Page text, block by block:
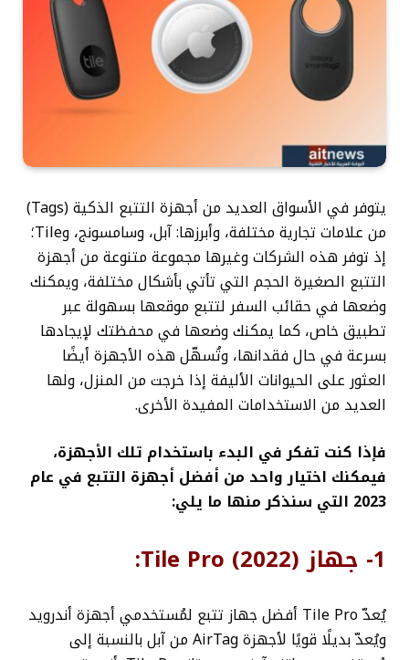
يتوفر في الأسواق العديد من أجهزة التتبع الذكية (Tags)
من علامات تجارية مختلفة، وأبرزها: آبل، وسامسونج، وTile؛
إذ توفر هذه الشركات وغيرها مجموعة متنوعة من أجهزة
التتبع الصغيرة الحجم التي تأتي بأشكال مختلفة، ويمكنك
وضعها في حقائب السفر لتتبع موقعها بسهولة عبر
تطبيق خاص، كما يمكنك وضعها في محفظتك لإيجادها
بسرعة في حال فقدانها، وتُسهّل هذه الأجهزة أيضًا
العثور على الحيوانات الأليفة إذا خرجت من المنزل، ولها
العديد من الاستخدامات المفيدة الأخرى.
فإذا كنت تفكر في البدء باستخدام تلك الأجهزة،
فيمكنك اختيار واحد من أفضل أجهزة التتبع في عام
2023 التي سنذكر منها ما يلي:
1- جهاز Tile Pro (2022):
يُعدّ Tile Pro أفضل جهاز تتبع لمُستخدمي أجهزة أندرويد
ويُعدّ بديلًا قويًا لأجهزة AirTag من آبل بالنسبة إلى